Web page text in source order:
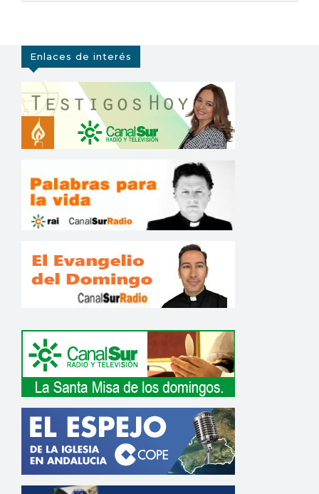
Enlaces de interés